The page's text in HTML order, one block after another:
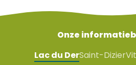
Onze
Lac du DerSaint-Dizier